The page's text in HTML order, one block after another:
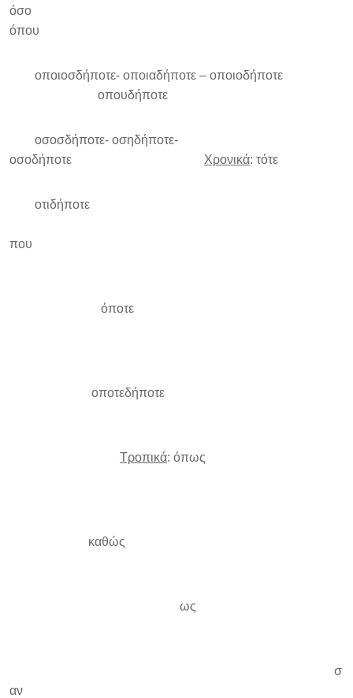
όσο
όπου
οποιοσδήποτε- οποιαδήποτε – οποιοδήποτε
οπουδήποτε
οσοσδήποτε- οσηδήποτε-
οσοδήποτε Χρονικά: τότε
οτιδήποτε
που
όποτε
οποτεδήποτε
Τροπικά: όπως
καθώς
ως
σ
αν